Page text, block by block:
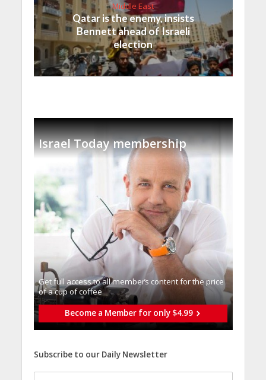
Middle East
Qatar is the enemy, insists
Bennett ahead of Israeli
election
Israel Today membership
Get full access to all memberֿs content for the price
of a cup of coffee
Become a Member for only $4.99
Subscribe to our Daily Newsletter